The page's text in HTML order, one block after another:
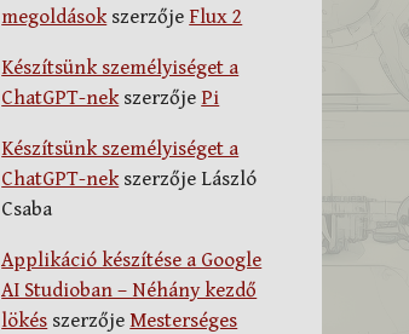
megoldásokszerzője Flux 2
Készítsünk személyiséget a
ChatGPT-nekszerzője Pi
Készítsünk személyiséget a
ChatGPT-nekszerzője László
Csaba
Applikáció készítése a Google
AI Studioban – Néhány kezdő
lökés szerzőjeMesterséges